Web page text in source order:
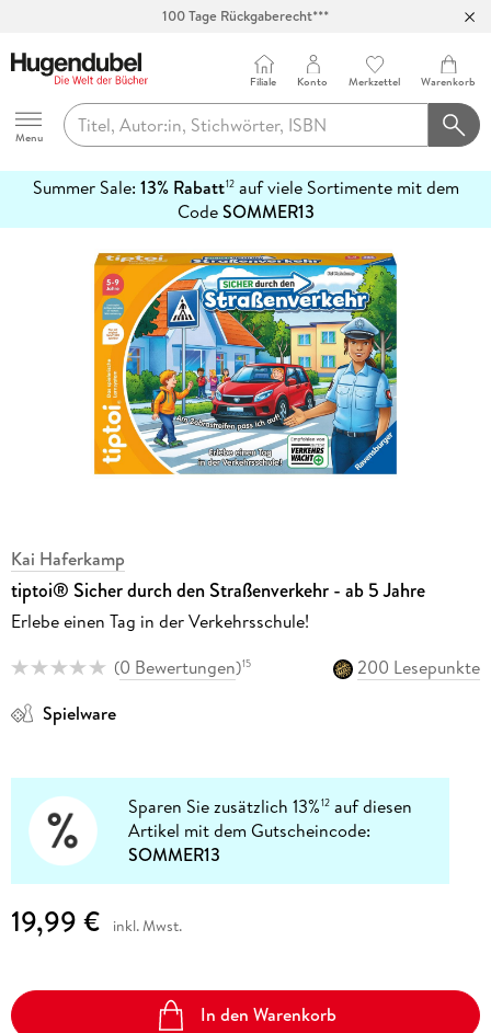
Hugendubel
Menu
Filiale Konto Merkzettel Warenkorb
Summer Sale: 13% Rabatt12auf viele Sortimente mit dem
CodeSOMMER13
erfahren
Kai Haferkamp
tiptoi® Sicher durch den Straßenverkehr - ab 5 Jahre
Erlebe einen Tag in der Verkehrsschule!
(0 Bewertungen)15
200 Lesepunkte
Spielware
Sparen Sie zusätzlich 13%12 auf diesen
Artikel mit dem Gutscheincode:
SOMMER13
19,99 € inkl. Mwst.
In den Warenkorb